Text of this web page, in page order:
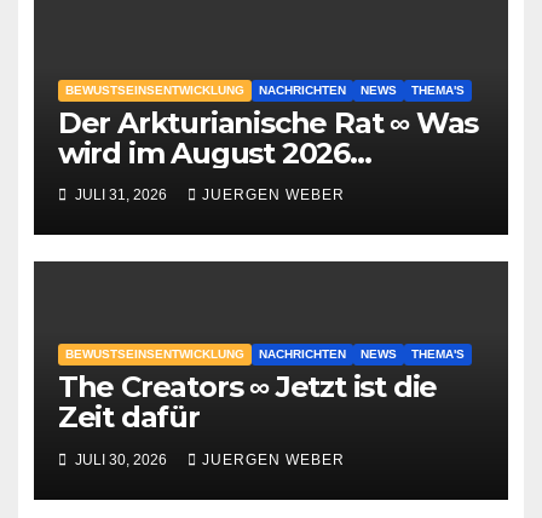
BEWUSTSEINSENTWICKLUNG NACHRICHTEN NEWS THEMA'S
Der Arkturianische Rat ∞ Was
wird im August 2026
geschehen?
JULI 31, 2026 JUERGEN WEBER
BEWUSTSEINSENTWICKLUNG NACHRICHTEN NEWS THEMA'S
The Creators ∞ Jetzt ist die
Zeit dafür
JULI 30, 2026 JUERGEN WEBER